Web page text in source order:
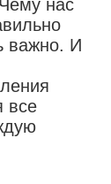
нас
важно. И
все